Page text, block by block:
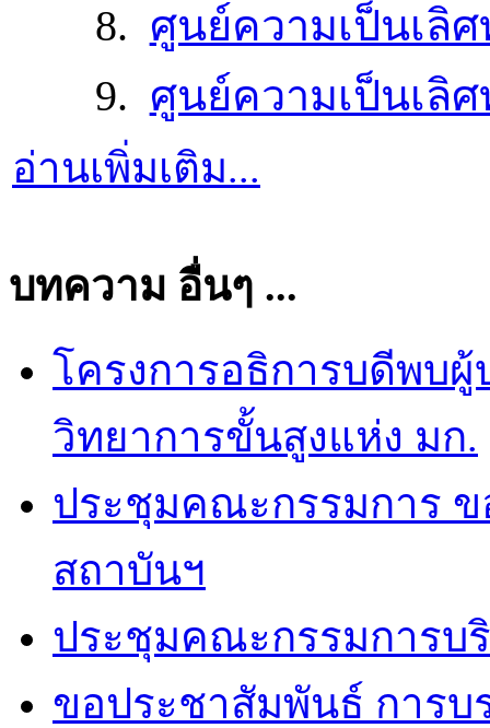
8. ศูนย์ความเป็นเลิ
9. ศูนย์ความเป็นเลิ
อ่านเพิ่มเติม...
บทความ อื่นๆ ...
โครงการอธิการบดีพบ
วิทยาการขั้นสูงแห่ง มก.
ประชุมคณะกรรมการ
สถาบันฯ
ประชุมคณะกรรมการบ
ขอประชาสัมพันธ์ การบ